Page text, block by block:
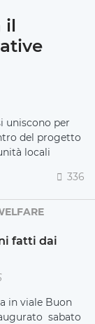
il
uniscono per
del progetto
locali
336
fatti dai
in viale Buon
sabato